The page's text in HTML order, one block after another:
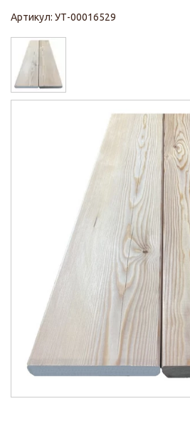
Артикул: УТ-00016529